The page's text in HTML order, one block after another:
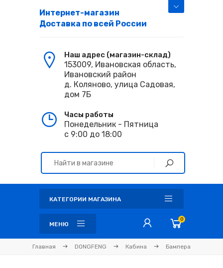
Интернет-магазин
Доставка по всей России
Наш адрес (магазин-склад)
153009, Ивановская область,
Ивановский район
д. Коляново, улица Садовая,
дом 7Б
Часы работы
Понедельник - Пятница
с 9:00 до 18:00
КАТЕГОРИИ МАГАЗИНА
МЕНЮ
0
Главная DONGFENG Кабина Бампера